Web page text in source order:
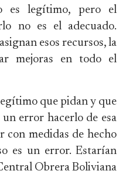
es legítimo, pero el
no es el adecuado.
esos recursos, la
mejoras en todo el
que pidan y que
error hacerlo de esa
con medidas de hecho
es un error. Estarían
Obrera Boliviana